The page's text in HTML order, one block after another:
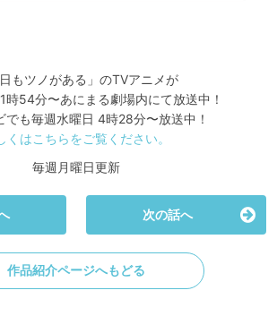
日もツノがある」のTVアニメが
時54分〜あにまる劇場内にて放送中！
でも毎週水曜日 4時28分〜放送中！
くはこちらをご覧ください。
毎週月曜日更新
次の話へ
作品紹介ページへもどる